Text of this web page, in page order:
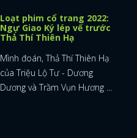
Loạt phim cổ trang 2022:
Ngự Giao Ký lép vế trước
Thả Thí Thiên Hạ
Mình đoán, Thả Thí Thiên Hạ
của Triệu Lộ Tư - Dương
Dương và Trầm Vụn Hương ...